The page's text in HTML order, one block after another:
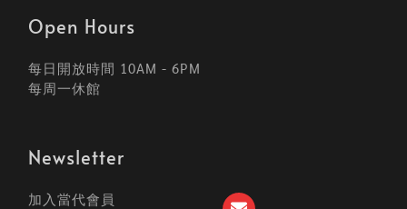
Open Hours
每日開放時間 10AM - 6PM
每周一休館
Newsletter
加入當代會員